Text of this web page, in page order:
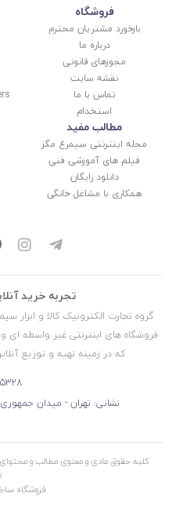
فروشگاه
بازخورد مشتریان محترم
درباره ما
مجوزهای قانونی
نقشه سایت
تماس با ما
استخدام
مطالب مفید
مجله اینترنتی سیمرغ مگز
فیلم های آموزشی فنی
دانلود رایگان
همکاری با مشاغل خانگی
تجربه خرید
گروه تجارت الکترونیک کالا و ابزار
فروشگاه های اینترنتی غیر واسطه ای
که در زمینه تهیه و توزیع
نشانی: تهران - میدان
کلیه حقوق مادی و معنوی مطالب و
فروشگاه